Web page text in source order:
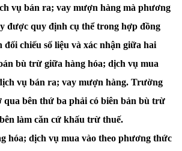
vụ bán ra; vay mượn hàng mà phương
được quy định cụ thể trong hợp đồng
đối chiếu số liệu và xác nhận giữa hai
bù trừ giữa hàng hóa; dịch vụ mua
vụ bán ra; vay mượn hàng. Trường
bên thứ ba phải có biên bản bù trừ
làm căn cứ khấu trừ thuế.
hóa; dịch vụ mua vào theo phương thức